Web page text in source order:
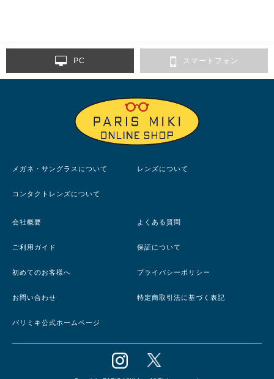
PC スマートフォン
メガネ・サングラスについて レンズについて
コンタクトレンズについて
会社概要 よくある質問
ご利用ガイド 保証について
初めてのお客様へ プライバシーポリシー
お問い合わせ 特定商取引法に基づく表記
パリミキ公式ホームページ